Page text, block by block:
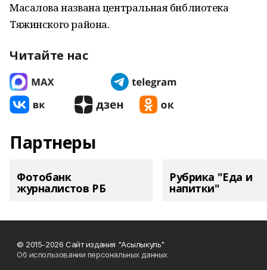
Масалова названа центральная библиотека
Тяжинского района.
Читайте нас
Партнеры
Фотобанк
журналистов РБ
Рубрика "Еда и
напитки"
© 2015-2026 Сайт издания "Асылыкуль"
Об использовании персональных данных